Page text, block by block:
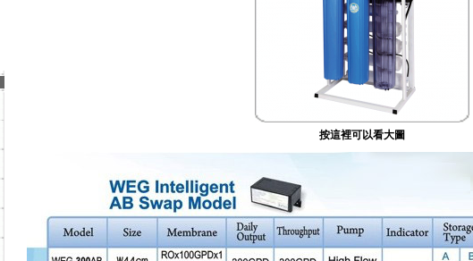
按這裡可以看大圖